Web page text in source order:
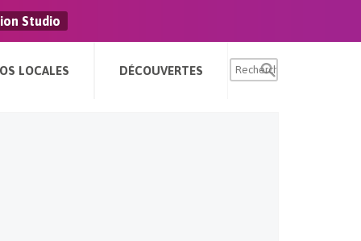
Studio
LOCALES DÉCOUVERTES